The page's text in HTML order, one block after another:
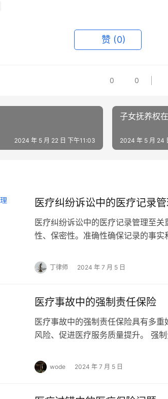
赞 (0)
0 0
2024 年 5 月 22 日 下午11:03
子女抚养权
2024 年 5 月 24
医疗纠纷诉讼中的医疗记录
医疗纠纷诉讼中的医疗记录管理至
性、保密性。准确性确保记录的事
指在发生医疗行为后尽快记录，减少
和法律合规。准确性是最关键的，因
丁律师 2024 年 7 月 5 日
医疗事故中的强制责任保险
医疗事故中的强制责任保险具有多
风险、促进医疗服务质量提升。 强
可以在事故处理中提供专业的法律和
也能减轻医患双方的心理压力。此外
wode 2024 年 7 月 5 日